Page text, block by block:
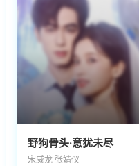
野狗骨头·意犹未尽
宋威龙 张婧仪